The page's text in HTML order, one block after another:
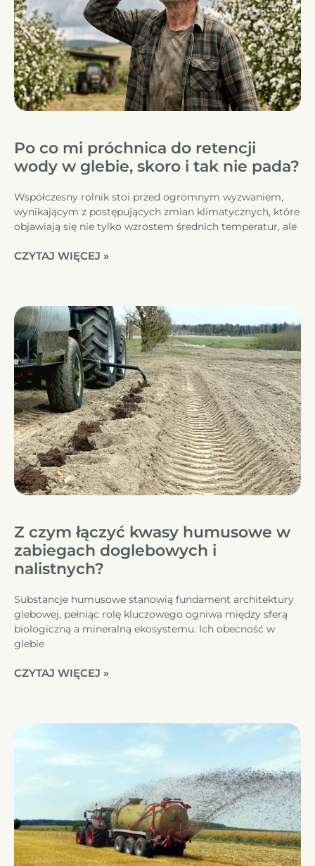
Po co mi próchnica do retencji
wody w glebie, skoro i tak nie pada?
Współczesny rolnik stoi przed ogromnym wyzwaniem,
wynikającym z postępujących zmian klimatycznych, które
objawiają się nie tylko wzrostem średnich temperatur, ale
CZYTAJ WIĘCEJ »
Z czym łączyć kwasy humusowe w
zabiegach doglebowych i
nalistnych?
Substancje humusowe stanowią fundament architektury
glebowej, pełniąc rolę kluczowego ogniwa między sferą
biologiczną a mineralną ekosystemu. Ich obecność w
glebie
CZYTAJ WIĘCEJ »